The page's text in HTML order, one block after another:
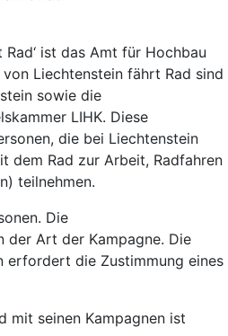
ist das Amt für Hochbau
Liechtenstein fährt Rad sind
sowie die
LIHK. Diese
die bei Liechtenstein
dem Rad zur Arbeit, Radfahren
teilnehmen.
Die
der Art der Kampagne. Die
erfordert die Zustimmung eines
mit seinen Kampagnen ist